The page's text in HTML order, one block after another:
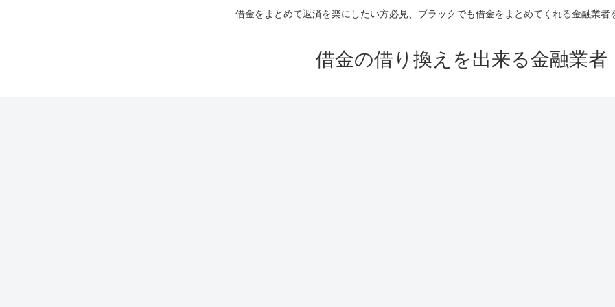
借金をまとめて返済を楽にしたい方必見、ブラックでも借金をまとめてくれる金融業者
借金の借り換えを出来る金融業者